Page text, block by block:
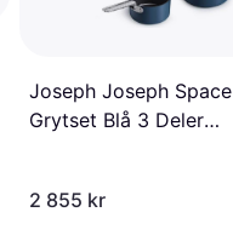
Joseph Joseph Space
Grytset Blå 3 Deler
2 855 kr